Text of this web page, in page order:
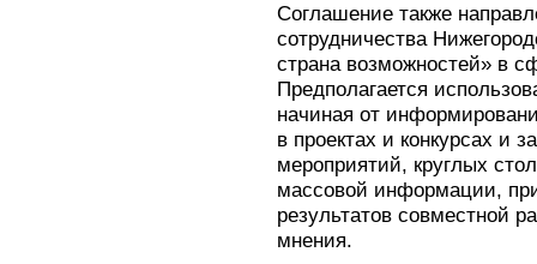
Соглашение также
сотрудничества
страна возможностей» в
Предполагается
начиная от
в проектах и конкурсах и
мероприятий, круглых
массовой информации,
результатов совместной
мнения.